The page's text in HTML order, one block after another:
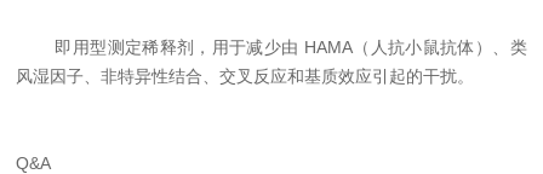
即用型测定稀释剂，用于减少由 HAMA（人抗小鼠抗体）、类
风湿因子、非特异性结合、交叉反应和基质效应引起的干扰。
Q&A